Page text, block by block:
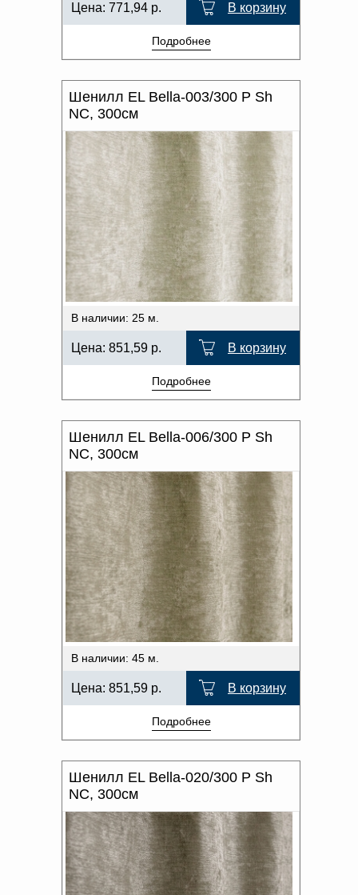
Цена: 771,94 р. В корзину
Подробнее
Шенилл EL Bella-003/300 P Sh
NC, 300см
В наличии: 25 м.
Цена: 851,59 р. В корзину
Подробнее
Шенилл EL Bella-006/300 P Sh
NC, 300см
В наличии: 45 м.
Цена: 851,59 р. В корзину
Подробнее
Шенилл EL Bella-020/300 P Sh
NC, 300см